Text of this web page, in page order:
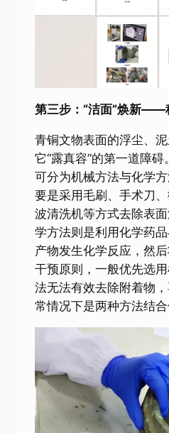
第三步：“洁面”焕新——
青铜文物表面的浮尘、
它“露真容”的第一道障
可分为机械方法与化学
要是采用毛刷、手术刀
波清洗机等方式去除表
学方法则是利用化学药
产物发生化学反应，然
干预原则，一般优先选
法无法有效去除附着物
常情况下是两种方法结合